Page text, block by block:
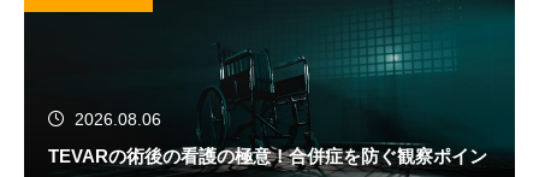
2026.08.06
TEVARの術後の看護の極意！合併症を防ぐ観察ポイン